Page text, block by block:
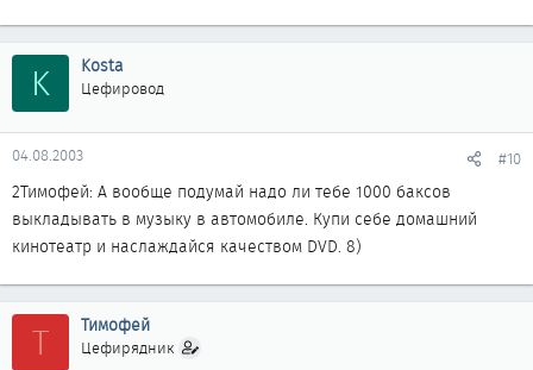
K Kosta
Цефировод
04.08.2003 #10
2Тимофей: А вообще подумай надо ли тебе 1000 баксов
выкладывать в музыку в автомобиле. Купи себе домашний
кинотеатр и наслаждайся качеством DVD. 8)
Т Тимофей
Цефирядник